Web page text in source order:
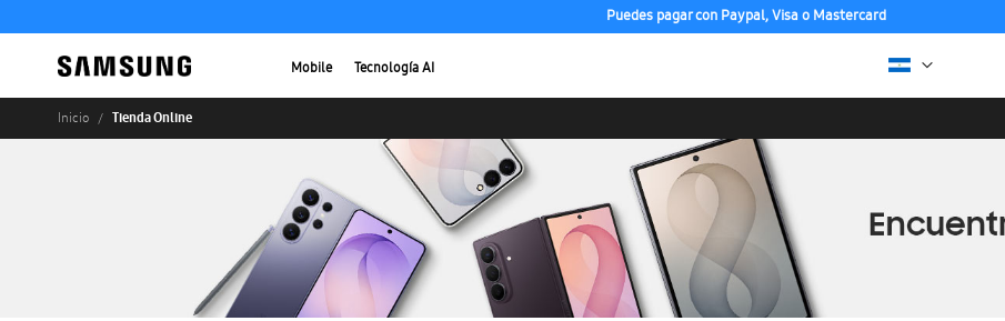
Puedes pagar con Paypal, Visa o Mastercard
Mobile Tecnología AI
Inicio Tienda Online